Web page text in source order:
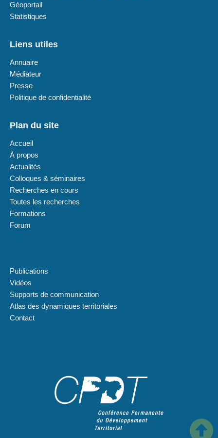
Géoportail
Statistiques
Liens utiles
Annuaire
Médiateur
Presse
Politique de confidentialité
Plan du site
Accueil
À propos
Actualités
Colloques & séminaires
Recherches en cours
Toutes les recherches
Formations
Forum
Publications
Vidéos
Supports de communication
Atlas des dynamiques territoriales
Contact